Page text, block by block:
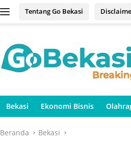
Tentang Go Bekasi
Bekasi Ekonomi Bisnis
Beranda Bekasi